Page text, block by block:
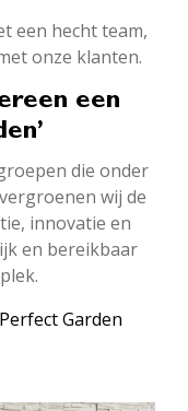
een hecht team,
onze klanten.
een
die onder
wij de
innovatie en
en bereikbaar
Perfect Garden